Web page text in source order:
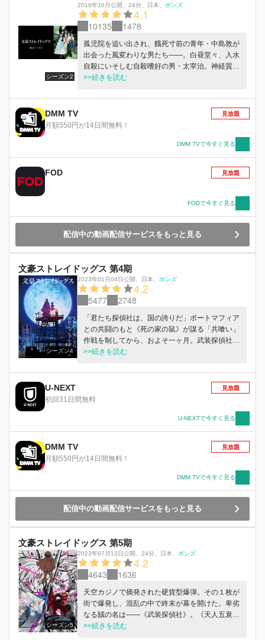
シーズン2
2016年10月公開 24分 日本 ボンズ
4.1
10135 1478
孤児院を追い出され、餓死寸前の青年・中島敦が
出会った風変わりな男たち――。白昼堂々、入水
自殺にいそしむ自殺嗜好の男・太宰治。神経質そ
うに手帳を繰る、眼鏡の男・国木田独歩。彼ら
される「武装探偵社」の社員であった。何の因果
か、巷を騒がせる「人喰い虎」退治への同行を求
められる敦だが・・・・・・。架空の都市 ヨコ
名になぞらえた異形の力が火花を散らす。奇怪千
万の文豪異能力バトル、ここに開幕！
>>続きを読む
DMM TV
月額550円が14日間無料！
見放題
DMM TVで今すぐ見る
FOD 見放題
FODで今すぐ見る
配信中の動画配信サービスをもっと見る
文豪ストレイドッグス 第4期
シーズン4
2023年01月04日公開 日本 ボンズ
4.2
5477 2748
「君たち探偵社は、国の誇りだ」ポートマフィア
との共闘のもと《死の家の鼠》が謀る「共喰い」
作戦を制してから、およそ一ヶ月。武装探偵社
は、安全貢献の最高勲章たる祓魔梓弓章を授か
舞い込む、政府からの緊急要請。４件にわたる若
手議員の殺害事件は、六道輪廻の最高位たる天人
が死の間際に表す５つの兆候に見立てられてい
ち上がる。「一同全力を挙げ、凶賊の企みを阻止
せよ」だがそれは、たしかに捕らえたはずの狡猾
なる〝魔人〟フョードルが仕掛けた罠だった
——!!彼らが掲げる「正義」に疑惑を抱く政府の
役人。牙をむく軍警最強の特殊部隊《猟犬》。破
滅への引導を渡すべく跋扈する《天人五衰》。栄
光から一転、人々から謗られる身となった武装探
偵社に次々と襲い掛かる新たな敵、そして、底な
しの絶望……。散り散りになる仲間たち。果たし
て中島敦は、この未曾有の危機を乗り越えること
——。
>>続きを読む
U-NEXT
初回31日間無料
見放題
U-NEXTで今すぐ見る
DMM TV
月額550円が14日間無料！
見放題
DMM TVで今すぐ見る
配信中の動画配信サービスをもっと見る
文豪ストレイドッグス 第5期
シーズン5
2023年07月12日公開 24分 日本 ボンズ
4.2
4643 1636
天空カジノで摘発された硬貨型爆弾。その１枚が
街で爆発し、混乱の中で終末が幕を開けた。卑劣
なる賊の名は――《武装探偵社》。《天人五衰》
の張り巡らせた醜悪な罠に掛かった中島敦たち
>>続きを読む